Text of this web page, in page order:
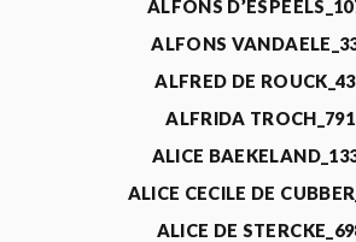
ALFONS
ALFONS
ALFRED DE
ALFRIDA
ALICE
ALICE CECILE DE
ALICE DE